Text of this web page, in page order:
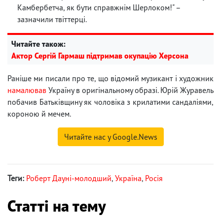
Камбербетча, як бути справжнім Шерлоком!" –
зазначили твіттерці.
Читайте також:
Актор Сергій Гармаш підтримав окупацію Херсона
Раніше ми писали про те, що відомий музикант і художник
намалював Україну в оригінальному образі. Юрій Журавель
побачив Батьківщину як чоловіка з крилатими сандаліями,
короною й мечем.
Читайте нас у Google.News
Теги: Роберт Дауні-молодший, Україна, Росія
Статті на тему